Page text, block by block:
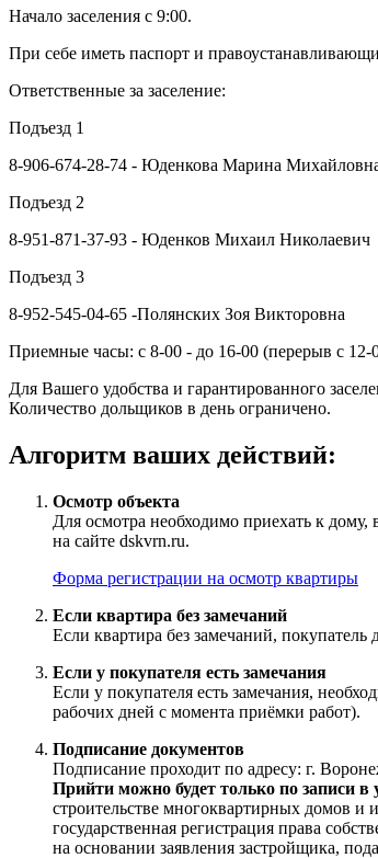
Начало заселения с 9:00.
При себе иметь паспорт и
Ответственные за заселение:
Подъезд 1
8-906-674-28-74 - Юденкова Марина
Подъезд 2
8-951-871-37-93 - Юденков Михаил Николаевич
Подъезд 3
8-952-545-04-65 -Полянских Зоя Викторовна
Приемные часы: с 8-00 - до 16-00 (перерыв с 12-
Для Вашего удобства и гарантированного
Количество дольщиков в день ограничено.
Алгоритм ваших действий:
Осмотр объекта
Для осмотра необходимо приехать к дому,
на сайте dskvrn.ru.
Форма регистрации на осмотр квартиры
Если квартира без замечаний
Если квартира без замечаний,
Если у покупателя есть замечания
Если у покупателя есть замечания,
рабочих дней с момента приёмки работ).
Подписание документов
Подписание проходит по адресу: г.
Прийти можно будет только по записи в
строительстве многоквартирных домов и
государственная регистрация права
на основании заявления застройщика,